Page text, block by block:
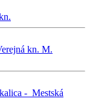
kn. M.
- Mestská